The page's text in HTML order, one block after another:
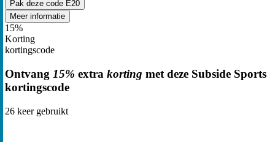
Pak deze code E20
Meer informatie
15%
Korting
kortingscode
Ontvang 15% extra korting met deze Subside Sports
kortingscode
26 keer gebruikt